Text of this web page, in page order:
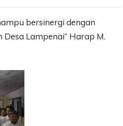
bersinergi dengan
Lampenai” Harap M.